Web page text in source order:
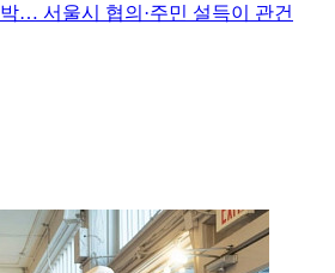
… 서울시 협의·주민 설득이 관건